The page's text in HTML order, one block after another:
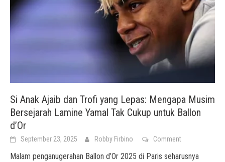
Si Anak Ajaib dan Trofi yang Lepas: Mengapa Musim
Bersejarah Lamine Yamal Tak Cukup untuk Ballon
d’Or
September 23, 2025 Robby Firbino Comment
Malam penganugerahan Ballon d’Or 2025 di Paris seharusnya